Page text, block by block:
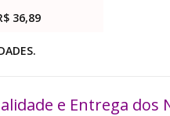
36,89
e Entrega dos